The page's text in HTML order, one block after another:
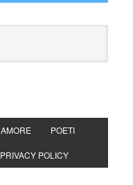
AMORE POETI
PRIVACY POLICY